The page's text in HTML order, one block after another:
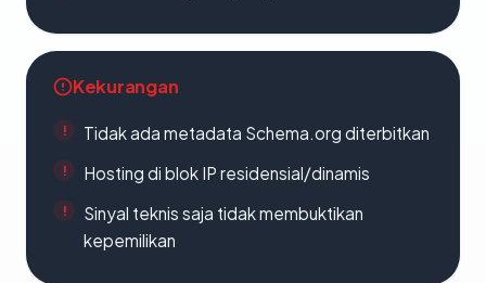
Kekurangan
Tidak ada metadata Schema.org diterbitkan
Hosting di blok IP residensial/dinamis
Sinyal teknis saja tidak membuktikan
kepemilikan